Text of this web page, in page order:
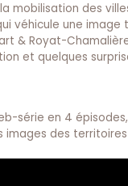
des
véhicule une image
& Royat-
et quelques
série en 4
des